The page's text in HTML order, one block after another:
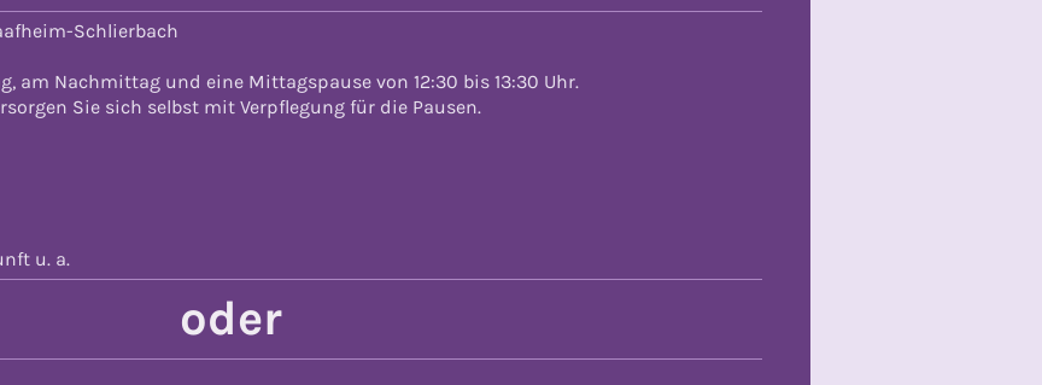
Schlierbach
am Nachmittag und eine Mittagspause von 12:30 bis 13:30 Uhr.
Sie sich selbst mit Verpflegung für die Pausen.
u. a.
oder